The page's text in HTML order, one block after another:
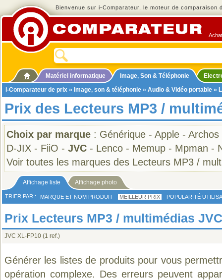
Bienvenue sur i-Comparateur, le moteur de comparaison
Matériel informatique Image, Son & Téléphonie
i-Comparateur de prix » Image, son & téléphonie » Audio & Vidéo portable »
Prix des Lecteurs MP3 /
Choix par marque : Générique - Apple - Archos
D-JIX - FiiO - JVC - Lenco - Memup - Mpman -
Voir toutes les marques des Lecteurs MP3 /
Affichage liste Affichage photo
TRIER PAR : MARQUE ET NOM PRODUIT MEILLEUR PRIX POPULARITÉ
Prix Lecteurs MP3 / multimédias
JVC XL-FP10 (1 ref.)
Générer les listes de produits pour vous
opération complexe. Des erreurs peuvent